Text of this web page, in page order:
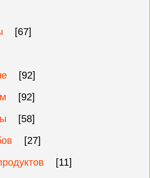
[67]
[92]
[92]
[58]
[27]
[11]